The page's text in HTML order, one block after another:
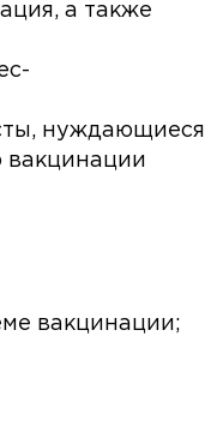
а также
нуждающиеся
вакцинации
вакцинации;